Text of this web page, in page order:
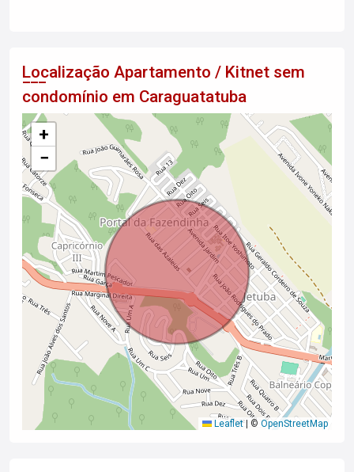
Localização Apartamento / Kitnet sem
condomínio em Caraguatatuba
+
−
Leaflet © OpenStreetMap